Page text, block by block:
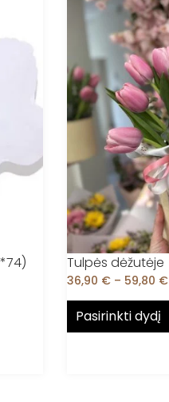
Tulpės dėžutėje
36,90 € – 59,80 €
Pasirinkti dydį